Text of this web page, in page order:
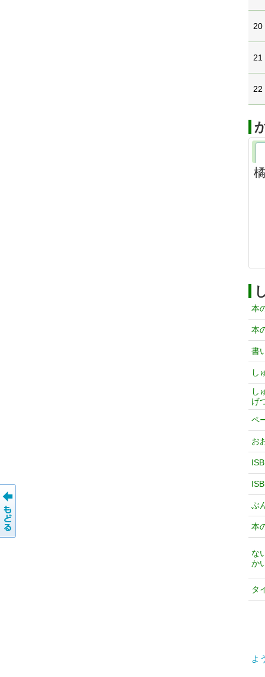
20
21
22
本
本
書
し
し
げ
ペ
お
ぶ
本
な
か
タ
よ